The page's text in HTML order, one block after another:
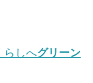
グリーン